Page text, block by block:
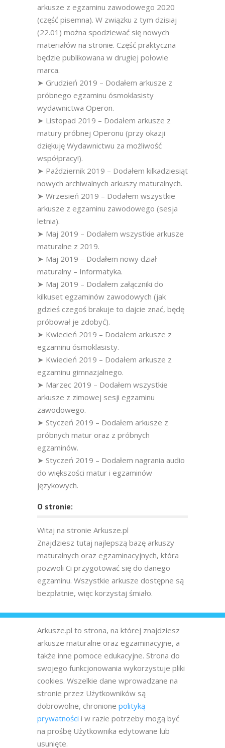
arkusze z egzaminu zawodowego 2020
(część pisemna). W związku z tym dzisiaj
(22.01) można spodziewać się nowych
materiałów na stronie. Część praktyczna
będzie publikowana w drugiej połowie
marca.
➤ Grudzień 2019 – Dodałem arkusze z
próbnego egzaminu ósmoklasisty
wydawnictwa Operon.
➤ Listopad 2019 – Dodałem arkusze z
matury próbnej Operonu (przy okazji
dziękuję Wydawnictwu za możliwość
współpracy!).
➤ Październik 2019 – Dodałem kilkadziesiąt
nowych archiwalnych arkuszy maturalnych.
➤ Wrzesień 2019 – Dodałem wszystkie
arkusze z egzaminu zawodowego (sesja
letnia).
➤ Maj 2019 – Dodałem wszystkie arkusze
maturalne z 2019.
➤ Maj 2019 – Dodałem nowy dział
maturalny – Informatyka.
➤ Maj 2019 – Dodałem załączniki do
kilkuset egzaminów zawodowych (jak
gdzieś czegoś brakuje to dajcie znać, będę
próbował je zdobyć).
➤ Kwiecień 2019 – Dodałem arkusze z
egzaminu ósmoklasisty.
➤ Kwiecień 2019 – Dodałem arkusze z
egzaminu gimnazjalnego.
➤ Marzec 2019 – Dodałem wszystkie
arkusze z zimowej sesji egzaminu
zawodowego.
➤ Styczeń 2019 – Dodałem arkusze z
próbnych matur oraz z próbnych
egzaminów.
➤ Styczeń 2019 – Dodałem nagrania audio
do większości matur i egzaminów
językowych.
O stronie:
Witaj na stronie Arkusze.pl
Znajdziesz tutaj najlepszą bazę arkuszy
maturalnych oraz egzaminacyjnych, która
pozwoli Ci przygotować się do danego
egzaminu. Wszystkie arkusze dostępne są
bezpłatnie, więc korzystaj śmiało.
Arkusze.pl to strona, na której znajdziesz
arkusze maturalne oraz egzaminacyjne, a
także inne pomoce edukacyjne. Strona do
swojego funkcjonowania wykorzystuje pliki
cookies. Wszelkie dane wprowadzane na
stronie przez Użytkowników są
dobrowolne, chronione polityką
prywatności i w razie potrzeby mogą być
na prośbę Użytkownika edytowane lub
usunięte.